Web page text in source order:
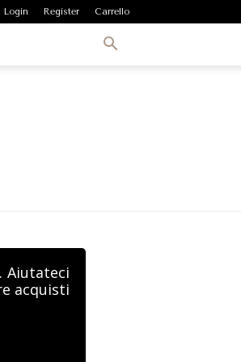
Login Register Carrello
Aiutateci
acquisti